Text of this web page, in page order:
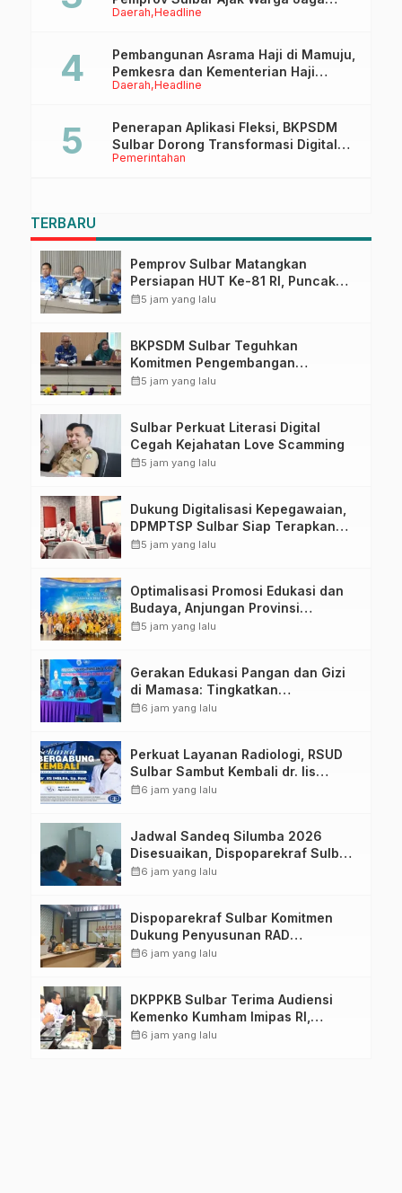
Daerah Headline
Ruang Digital
Daerah Headline
Pembangunan Asrama Haji di Mamuju,
Pemkesra dan Kementerian Haji
Sulbar Tinjau Lokasi
Pemerintahan
Penerapan Aplikasi Fleksi, BKPSDM
Sulbar Dorong Transformasi Digital
Sistem Kehadiran ASN
TERBARU
Pemprov Sulbar Matangkan
Persiapan HUT Ke-81 RI, Puncak
Upacara di Lapangan Ahmad
calendar_month5 jam yang lalu
BKPSDM Sulbar Teguhkan
Komitmen Pengembangan
Kompetensi ASN melalui
calendar_month5 jam yang lalu
Sulbar Perkuat Literasi Digital
Cegah Kejahatan Love Scamming
calendar_month5 jam yang lalu
Dukung Digitalisasi Kepegawaian,
DPMPTSP Sulbar Siap Terapkan
Aplikasi FLEKSI ASN
calendar_month5 jam yang lalu
Optimalisasi Promosi Edukasi dan
Budaya, Anjungan Provinsi
Sulawesi Barat Perkuat Kolaborasi
calendar_month5 jam yang lalu
Gerakan Edukasi Pangan dan Gizi
di Mamasa: Tingkatkan
Pengetahuan dan Keterampilan
calendar_month6 jam yang lalu
Perkuat Layanan Radiologi, RSUD
Sulbar Sambut Kembali dr. Iis
Imelda, Sp.Rad
calendar_month6 jam yang lalu
Jadwal Sandeq Silumba 2026
Disesuaikan, Dispoparekraf Sulbar
Pastikan Persiapan Tetap
calendar_month6 jam yang lalu
Dispoparekraf Sulbar Komitmen
Dukung Penyusunan RAD
TPB/SDGs Sulawesi Barat
calendar_month6 jam yang lalu
DKPPKB Sulbar Terima Audiensi
Kemenko Kumham Imipas RI,
Perkuat Pelayanan Kesehatan bagi
calendar_month6 jam yang lalu